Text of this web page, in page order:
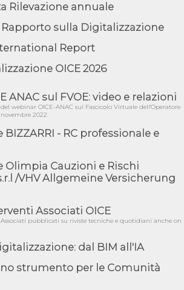
dal Cipess via libera al quinto lotto
industriale in calo dell'1% a giugno,
il d.lgs. di adeguamento all’AI Act in
europea in Cdm per recepimento
e PNRR è legge: approvata oggi la
sul DDL di riforma della responsabilità
la Relazione illustrativa al Bando tipo
DATE: Assemblea Pubblica Confindustria
OICE per il bando della Città metropolitana
Rilevazione annuale
Rapporto sulla Digitalizzazione
Report
OICE 2026
ANAC sul FVOE: video e relazioni
webinar OICE-ANAC sul Fascicolo Virtuale dell'Operatore
2022
- RC professionale e
Olimpia Cauzioni e Rischi
/VHV Allgemeine Versicherung
Associati OICE
pubblicati su riviste tecniche e quotidiani anche on
dal BIM all'IA
strumento per le Comunità